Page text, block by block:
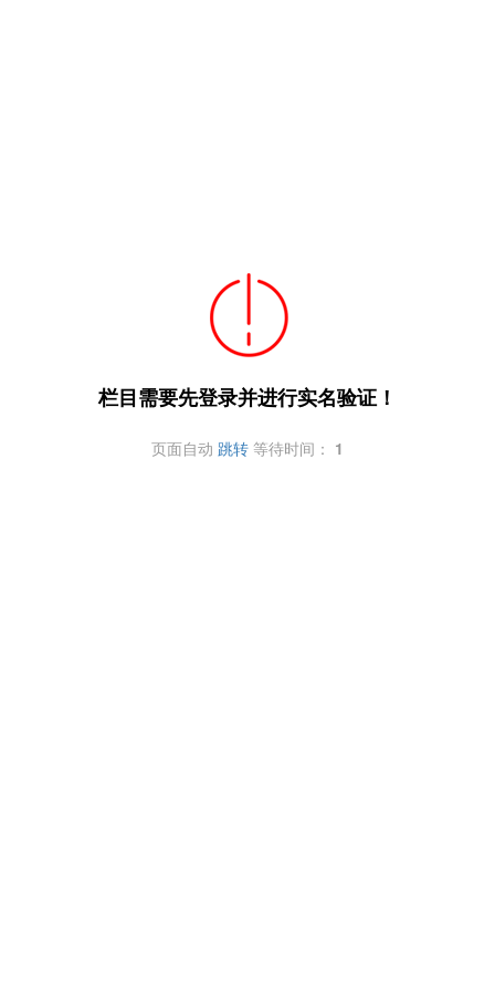
栏目需要先登录并进行实名验证！
页面自动 跳转 等待时间： 1